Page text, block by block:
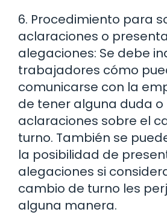
6. Procedimiento para
aclaraciones o
alegaciones: Se debe
trabajadores cómo
comunicarse con la
de tener alguna duda
aclaraciones sobre el
turno. También se
la posibilidad de
alegaciones si
cambio de turno les
alguna manera.